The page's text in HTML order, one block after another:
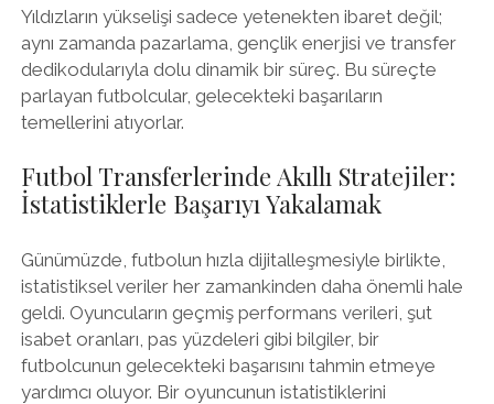
Yıldızların yükselişi sadece yetenekten ibaret değil;
aynı zamanda pazarlama, gençlik enerjisi ve transfer
dedikodularıyla dolu dinamik bir süreç. Bu süreçte
parlayan futbolcular, gelecekteki başarıların
temellerini atıyorlar.
Futbol Transferlerinde Akıllı Stratejiler:
İstatistiklerle Başarıyı Yakalamak
Günümüzde, futbolun hızla dijitalleşmesiyle birlikte,
istatistiksel veriler her zamankinden daha önemli hale
geldi. Oyuncuların geçmiş performans verileri, şut
isabet oranları, pas yüzdeleri gibi bilgiler, bir
futbolcunun gelecekteki başarısını tahmin etmeye
yardımcı oluyor. Bir oyuncunun istatistiklerini